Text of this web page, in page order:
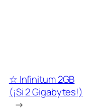
☆ Infinitum 2GB
(¡Si 2 Gigabytes!)
→